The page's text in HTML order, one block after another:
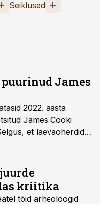
Seiklused
James
2022. aasta
James Cooki
et laevaoherdid
Reuben
kui ta laevavraki
kriitika
tõid arheoloogid